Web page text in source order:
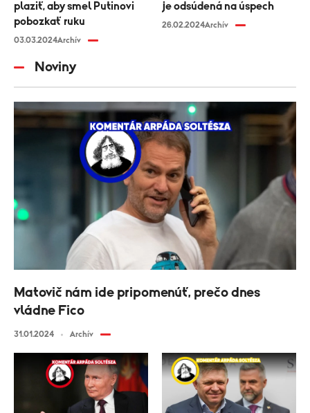
plaziť, aby smel Putinovi
pobozkať ruku
03.03.2024Archív
je odsúdená na úspech
26.02.2024Archív
Noviny
Matovič nám ide pripomenúť, prečo dnes
vládne Fico
31.01.2024 Archív